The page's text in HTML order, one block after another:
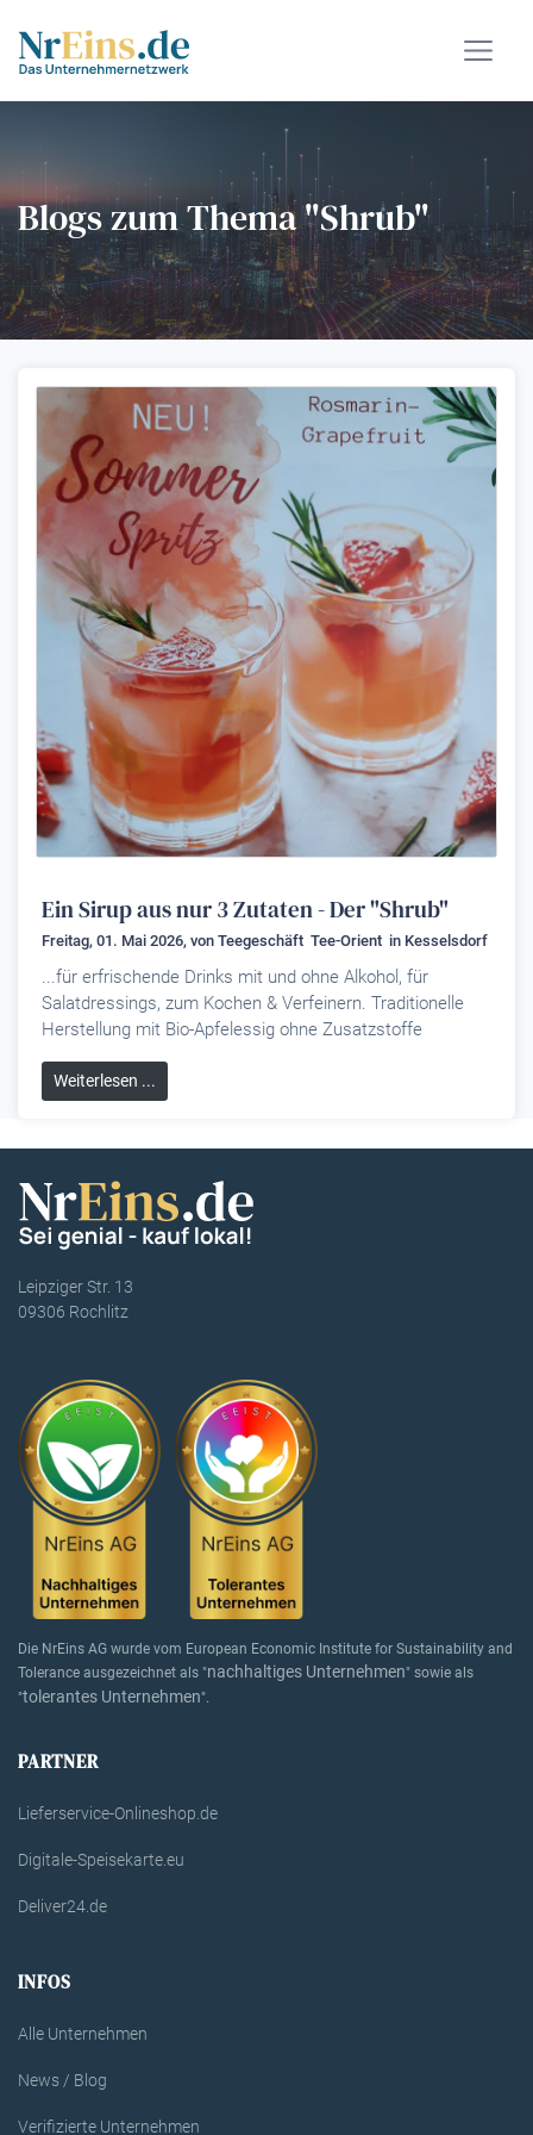
Blogs zum Thema "Shrub"
Ein Sirup aus nur 3 Zutaten - Der "Shrub"
Freitag, 01. Mai 2026, von Teegeschäft Tee-Orient in Kesselsdorf
...für erfrischende Drinks mit und ohne Alkohol, für
Salatdressings, zum Kochen & Verfeinern. Traditionelle
Herstellung mit Bio-Apfelessig ohne Zusatzstoffe
Weiterlesen ...
Leipziger Str. 13
09306 Rochlitz
Die NrEins AG wurde vom European Economic Institute for Sustainability and
Tolerance ausgezeichnet als "nachhaltiges Unternehmen" sowie als
"tolerantes Unternehmen".
PARTNER
Lieferservice-Onlineshop.de
Digitale-Speisekarte.eu
Deliver24.de
INFOS
Alle Unternehmen
News / Blog
Verifizierte Unternehmen